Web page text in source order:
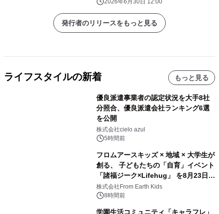
2026年6月30日 12:00
発行者のリリースをもっと見る
ライフスタイルの新着 もっと見る
優良派遣事業者の認定状況を大手8社
分照合、優良派遣会社ランキング6選
を公開
株式会社cielo azul
5時間前
フロムアースキッズ × 地域 × 大学生が
創る、 子どもたちの「自育」イベント
「諸福ジーク×Lifehug」 を8月23日
(日)開催
株式会社From Earth Kids
8時間前
学園生活コミュニティ「キャラフレ」